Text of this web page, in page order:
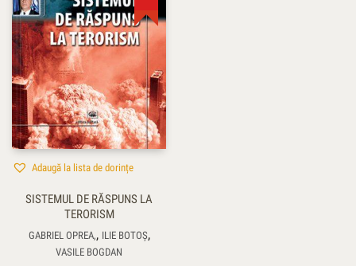
Adaugă la lista de dorințe
SISTEMUL DE RĂSPUNS LA
TERORISM
GABRIEL OPREA,, ILIE BOTOŞ,
VASILE BOGDAN